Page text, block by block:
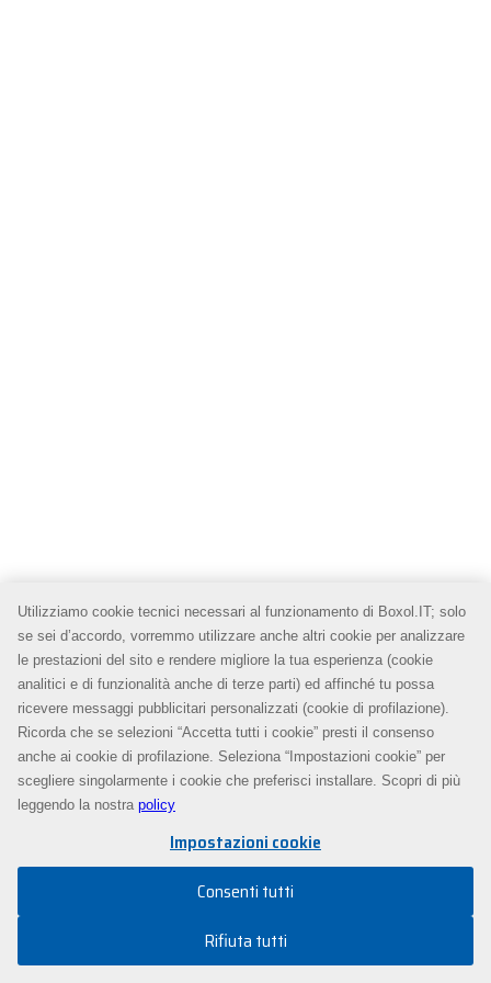
Utilizziamo cookie tecnici necessari al funzionamento di Boxol.IT; solo
se sei d’accordo, vorremmo utilizzare anche altri cookie per analizzare
le prestazioni del sito e rendere migliore la tua esperienza (cookie
analitici e di funzionalità anche di terze parti) ed affinché tu possa
ricevere messaggi pubblicitari personalizzati (cookie di profilazione).
Ricorda che se selezioni “Accetta tutti i cookie” presti il consenso
anche ai cookie di profilazione. Seleziona “Impostazioni cookie” per
scegliere singolarmente i cookie che preferisci installare. Scopri di più
leggendo la nostra policy
Impostazioni cookie
Consenti tutti
Rifiuta tutti